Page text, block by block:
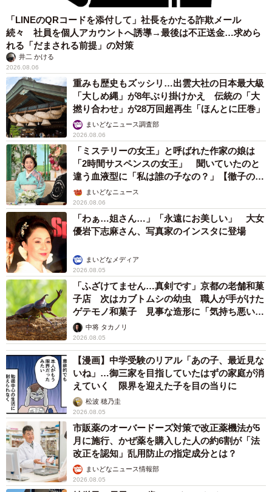
「LINEのQRコードを添付して」社長をかたる詐欺メール
続々 社員を個人アカウントへ誘導→最後は不正送金…求めら
れる「だまされる前提」の対策
井二 かける
2026.08.06
重みも歴史もズッシリ…出雲大社の日本最大級
「大しめ縄」が8年ぶり掛けかえ 伝統の「大
撚り合わせ」が28万回超再生「ほんとに圧巻」
まいどなニュース調査部
2026.08.06
「ミステリーの女王」と呼ばれた作家の娘は
「2時間サスペンスの女王」 聞いていたのと
違う血液型に「私は誰の子なの？」【徹子の部
屋】まいどなニュース
2026.08.06
「わぁ…姐さん…」「永遠にお美しい」 大女
優岩下志麻さん、写真家のインスタに登場
まいどなメディア
2026.08.05
「ふざけてません…真剣です」京都の老舗和菓
子店 次はカブトムシの幼虫 職人が手がけた
ゲテモノ和菓子 見事な造形に「気持ち悪いく
らいリアル」
中将 タカノリ
2026.08.05
【漫画】中学受験のリアル「あの子、最近見な
いね」…御三家を目指していたはずの家庭が消
えていく 限界を迎えた子を目の当りに
松波 穂乃圭
2026.08.05
市販薬のオーバードーズ対策で改正薬機法が5
月に施行、かぜ薬を購入した人の約6割が「法
改正を認知」乱用防止の指定成分とは？
まいどなニュース情報部
2026.08.05